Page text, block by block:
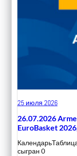
25 июля 2026
26.07.2026
EuroBasket
сыгран 0